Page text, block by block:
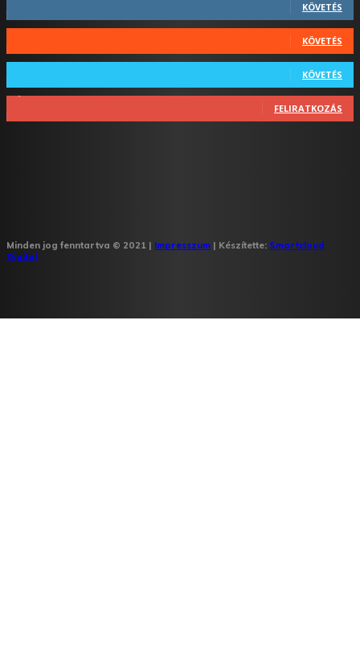
KÖVETÉS
KÖVETÉS
KÖVETÉS
FELIRATKOZÁS
Minden jog fenntartva © 2021 | Impresszum | Készítette: Smartcloud
Digital